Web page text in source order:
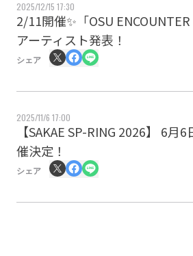
2025/12/15 17:30
2/11開催✨️「OSU
アーティスト発表！
シェア
2025/11/6 17:00
【SAKAE SP-RING 2026】 6
催決定！
シェア